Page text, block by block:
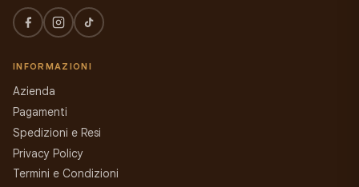
INFORMAZIONI
Azienda
Pagamenti
Spedizioni e Resi
Privacy Policy
Termini e Condizioni